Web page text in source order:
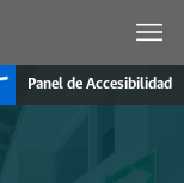
Panel de Accesibilidad